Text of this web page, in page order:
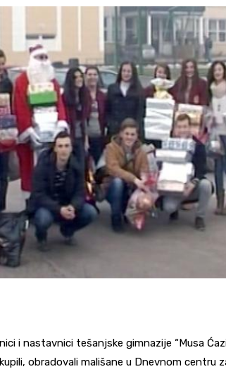
i nastavnici tešanjske gimnazije “Musa
obradovali mališane u Dnevnom centru